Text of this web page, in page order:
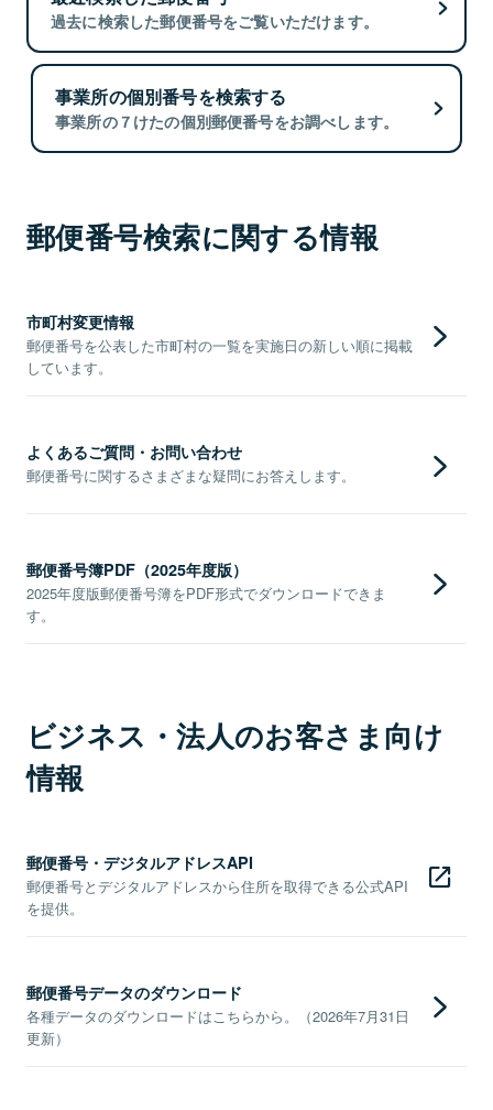
過去に検索した郵便番号をご覧いただけます。
事業所の個別番号を検索する
事業所の７けたの個別郵便番号をお調べします。
郵便番号検索に関する情報
市町村変更情報
郵便番号を公表した市町村の一覧を実施日の新しい順に掲載
しています。
よくあるご質問・お問い合わせ
郵便番号に関するさまざまな疑問にお答えします。
郵便番号簿PDF（2025年度版）
2025年度版郵便番号簿をPDF形式でダウンロードできま
す。
ビジネス・法人のお客さま向け
情報
郵便番号・デジタルアドレスAPI
郵便番号とデジタルアドレスから住所を取得できる公式API
を提供。
郵便番号データのダウンロード
各種データのダウンロードはこちらから。（2026年7月31日
更新）